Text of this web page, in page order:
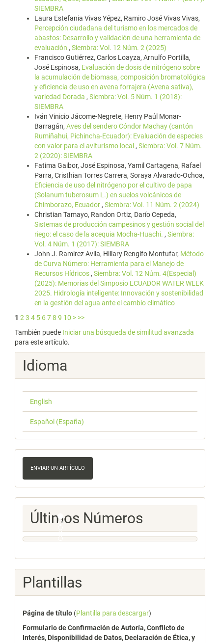
SIEMBRA
Laura Estefania Vivas Yépez, Ramiro José Vivas Vivas,
Percepción ciudadana del turismo en los mercados de
abastos: Desarrollo y validación de una herramienta de
evaluación , Siembra: Vol. 12 Núm. 2 (2025)
Francisco Gutiérrez, Carlos Loayza, Arnulfo Portilla,
José Espinosa, Evaluación de dosis de nitrógeno sobre
la acumulación de biomasa, composición bromatológica
y eficiencia de uso en avena forrajera (Avena sativa),
variedad Dorada , Siembra: Vol. 5 Núm. 1 (2018):
SIEMBRA
Iván Vinicio Jácome-Negrete, Henry Paúl Monar-
Barragán, Aves del sendero Cóndor Machay (cantón
Rumiñahui, Pichincha-Ecuador): Evaluación de especies
con valor para el aviturismo local , Siembra: Vol. 7 Núm.
2 (2020): SIEMBRA
Fatima Gaibor, José Espinosa, Yamil Cartagena, Rafael
Parra, Cristhian Torres Carrera, Soraya Alvarado-Ochoa,
Eficiencia de uso del nitrógeno por el cultivo de papa
(Solanum tuberosum L.) en suelos volcánicos de
Chimborazo, Ecuador, Siembra: Vol. 11 Núm. 2 (2024)
Christian Tamayo, Randon Ortiz, Darío Cepeda,
Sistemas de producción campesinos y gestión social del
riego: el caso de la acequia Mocha-Huachi. , Siembra:
Vol. 4 Núm. 1 (2017): SIEMBRA
John J. Ramirez Avila, Hillary Rengifo Montufar, Método
de Curva Número: Herramienta para el Manejo de
Recursos Hídricos, Siembra: Vol. 12 Núm. 4(Especial)
(2025): Memorias del Simposio ECUADOR WATER WEEK
2025. Hidrología inteligente: Innovación y sostenibilidad
en la gestión del agua ante el cambio climático
1 23 4 5 678 9 10 > >>
También puede Iniciar una búsqueda de similitud avanzada
para este artículo.
Idioma
English
Español (España)
Enviar
un
artículo
ENVIAR UN ARTÍCULO
Ultimos
Numeros
Últimos Números
Plantillas
Página de título (Plantilla para descargar)
Formulario de Confirmación de Autoría, Conflicto de
Interés, Disponibilidad de Datos, Declaración de Ética, y